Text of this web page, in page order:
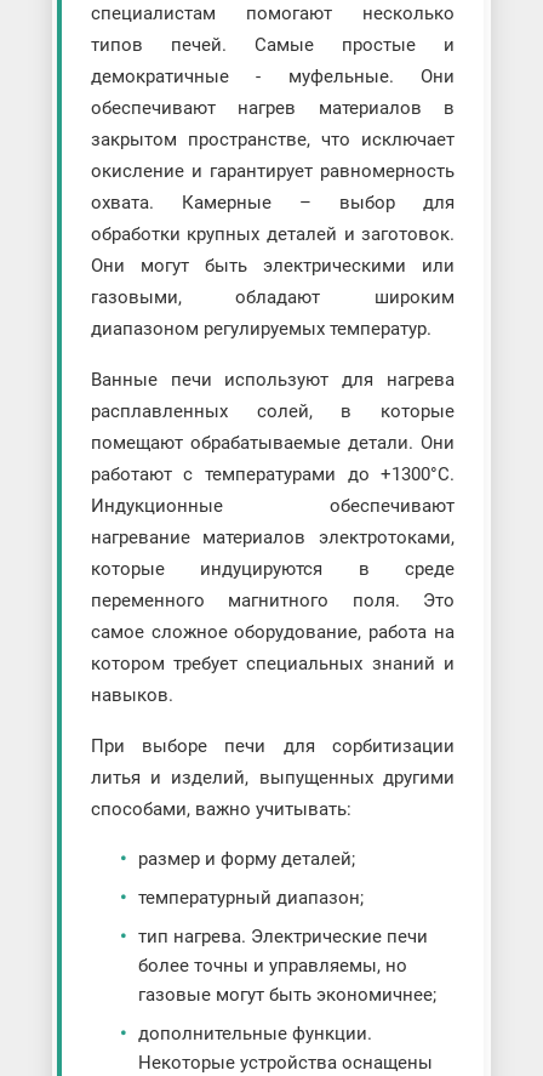
специалистам помогают несколько
типов печей. Самые простые и
демократичные - муфельные. Они
обеспечивают нагрев материалов в
закрытом пространстве, что исключает
окисление и гарантирует равномерность
охвата. Камерные – выбор для
обработки крупных деталей и заготовок.
Они могут быть электрическими или
газовыми, обладают широким
диапазоном регулируемых температур.
Ванные печи используют для нагрева
расплавленных солей, в которые
помещают обрабатываемые детали. Они
работают с температурами до +1300°C.
Индукционные обеспечивают
нагревание материалов электротоками,
которые индуцируются в среде
переменного магнитного поля. Это
самое сложное оборудование, работа на
котором требует специальных знаний и
навыков.
При выборе печи для сорбитизации
литья и изделий, выпущенных другими
способами, важно учитывать:
размер и форму деталей;
температурный диапазон;
тип нагрева. Электрические печи
более точны и управляемы, но
газовые могут быть экономичнее;
дополнительные функции.
Некоторые устройства оснащены